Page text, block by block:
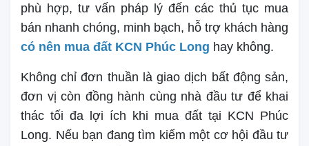
phù hợp, tư vấn pháp lý đến các thủ tục mua
bán nhanh chóng, minh bạch, hỗ trợ khách hàng
có nên mua đất KCN Phúc Long hay không.
Không chỉ đơn thuần là giao dịch bất động sản,
đơn vị còn đồng hành cùng nhà đầu tư để khai
thác tối đa lợi ích khi mua đất tại KCN Phúc
Long. Nếu bạn đang tìm kiếm một cơ hội đầu tư